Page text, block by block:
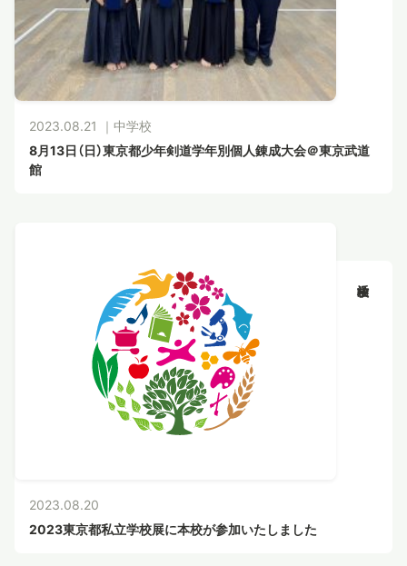
2023.08.21 ｜ 中学校
8月13日（日）東京都少年剣道学年別個人錬成大会＠東京武道
館
2023.08.20
2023東京都私立学校展に本校が参加いたしました